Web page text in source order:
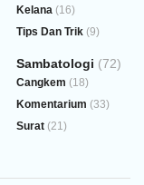
Kelana (16)
Tips Dan Trik (9)
Sambatologi (72)
Cangkem (18)
Komentarium (33)
Surat (21)